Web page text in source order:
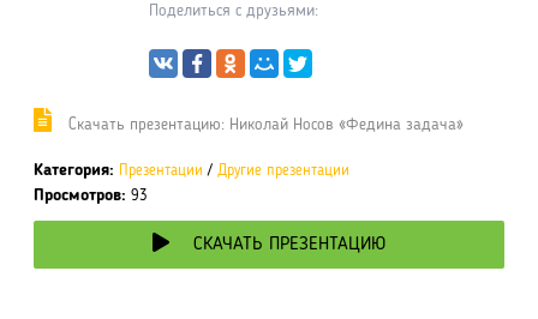
Поделиться с друзьями:
Cкачать презентацию: Николай Носов «Федина задача»
Категория: Презентации / Другие презентации
Просмотров: 93
СКАЧАТЬ ПРЕЗЕНТАЦИЮ